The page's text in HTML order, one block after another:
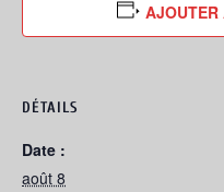
AJOUTER
DÉTAILS
Date :
août 8